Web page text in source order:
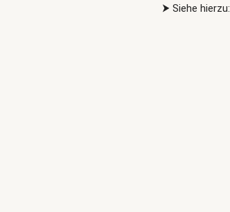
⮞ Siehe hierzu: